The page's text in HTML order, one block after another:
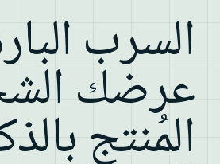
السرب
عرضك
المُنتج